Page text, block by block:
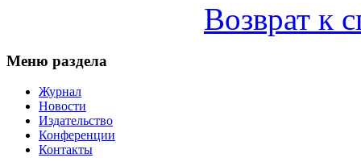
Возврат к
Меню раздела
Журнал
Новости
Издательство
Конференции
Контакты